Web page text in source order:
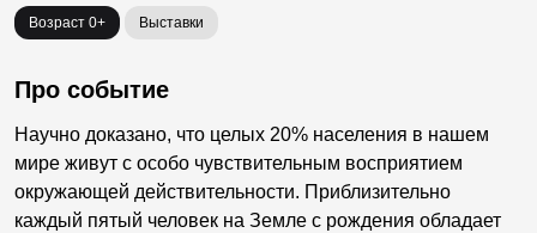
Возраст 0+ Выставки
Про событие
Научно доказано, что целых 20% населения в нашем
мире живут с особо чувствительным восприятием
окружающей действительности. Приблизительно
каждый пятый человек на Земле с рождения обладает